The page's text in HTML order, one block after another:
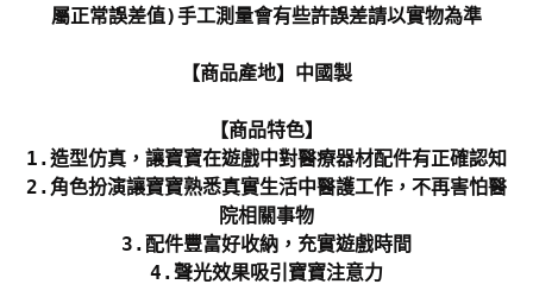
屬正常誤差值)手工測量會有些許誤差請以實物為準
【商品產地】中國製
【商品特色】
1.造型仿真，讓寶寶在遊戲中對醫療器材配件有正確認知
2.角色扮演讓寶寶熟悉真實生活中醫護工作，不再害怕醫
院相關事物
3.配件豐富好收納，充實遊戲時間
4.聲光效果吸引寶寶注意力